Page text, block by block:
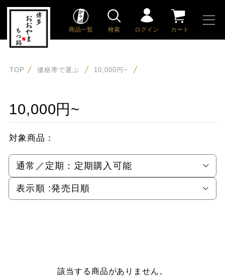
商品一覧 検索 ログイン カート
TOP 価格帯で選ぶ 10,000円~
10,000円~
対象商品：
通常／定期： 定期購入可能
表示順 :発売日順
該当する商品がありません。